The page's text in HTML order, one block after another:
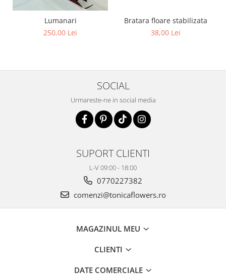
Lumanari
250,00 Lei
Bratara floare stabilizata
38,00 Lei
SOCIAL
Urmareste-ne in social media
SUPORT CLIENTI
L-V 09:00 - 18:00
0770227382
comenzi@tonicaflowers.ro
MAGAZINUL MEU
CLIENTI
DATE COMERCIALE